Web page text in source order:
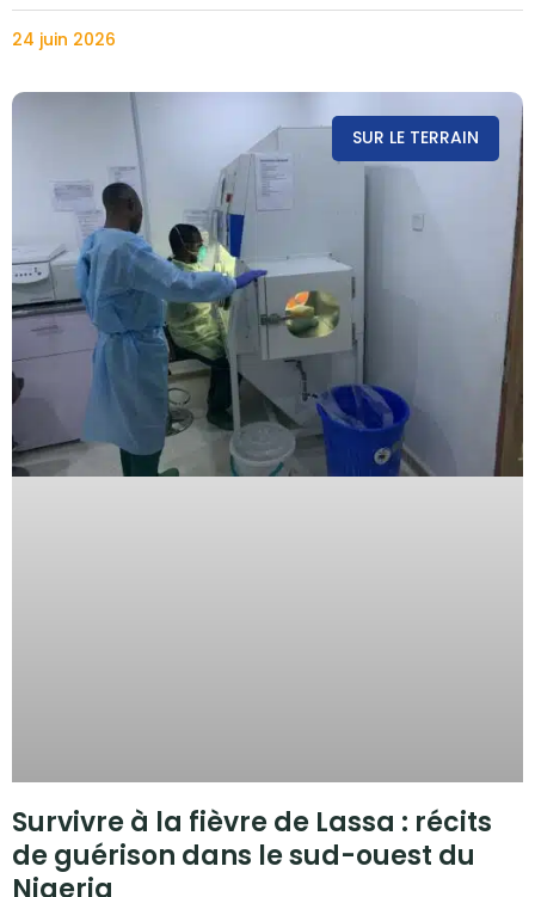
24 juin 2026
SUR LE TERRAIN
Survivre à la fièvre de Lassa : récits
de guérison dans le sud-ouest du